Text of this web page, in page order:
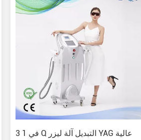
3 في 1 Q التبديل آلة ليزر YAG عالية